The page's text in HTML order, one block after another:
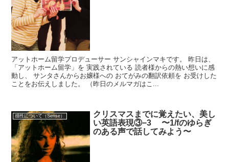
アットホーム留学プロデューサー サンシャインマキです。 昨日は、
「アットホーム留学」を 実践されている 読者様からの熱い想いに感
動し、 サンタさんからお嬢様への おてがみの翻訳依頼を お受けした
ことをお伝えしました。 （昨日のメルマガはこ...
感性について（Sense）
クリスマスまでに覚えたい、美し
い英語表現③−3 〜1/fのゆらぎ
のある声で話してみよう〜